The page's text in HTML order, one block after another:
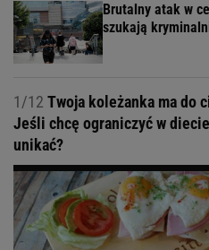
Brutalny atak w
szukają
1/12 Twoja koleżanka ma do
Jeśli chcę ograniczyć w
unikać?